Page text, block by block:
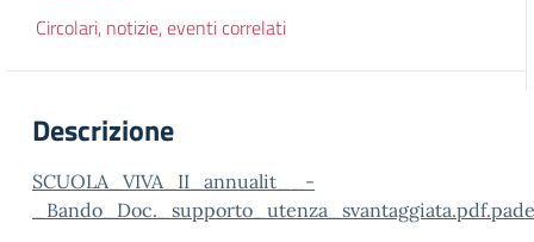
Circolari, notizie, eventi correlati
Descrizione
SCUOLA_VIVA_II_annualit__-